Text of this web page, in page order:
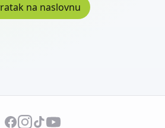
na naslovnu